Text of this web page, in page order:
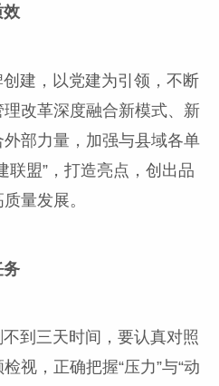
建，以党建为引领，不断
改革深度融合新模式、新
部力量，加强与县域各单
联盟”，打造亮点，创出品
量发展。
到三天时间，要认真对照
视，正确把握“压力”与“动